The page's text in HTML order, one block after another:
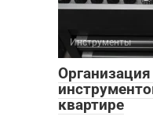
Инструменты
квартире